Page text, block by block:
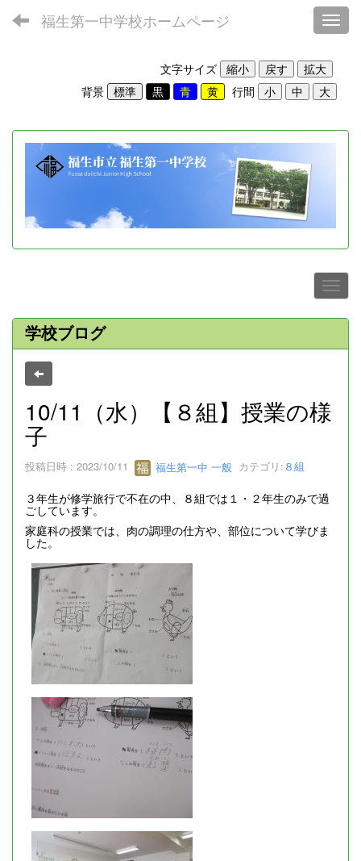
福生第一中学校ホームページ
文字サイズ
背景
行間
学校ブログ
10/11（水）【８組】授業の様
子
投稿日時 : 2023/10/11 福生第一中 一般 カテゴリ: ８組
３年生が修学旅行で不在の中、８組では１・２年生のみで過
ごしています。
家庭科の授業では、肉の調理の仕方や、部位について学びま
した。